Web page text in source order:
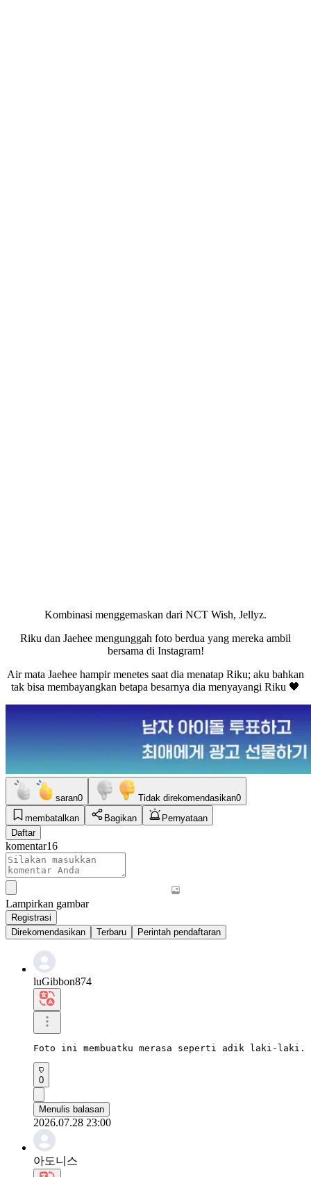
Kombinasi menggemaskan dari NCT Wish, Jellyz.
Riku dan Jaehee mengunggah foto berdua yang mereka ambil
bersama di Instagram!
Air mata Jaehee hampir menetes saat dia menatap Riku; aku bahkan
tak bisa membayangkan betapa besarnya dia menyayangi Riku 🖤
saran0 Tidak direkomendasikan0
membatalkan
Bagikan
Pernyataan
Daftar
komentar16
Lampirkan gambar
Registrasi
Direkomendasikan
Terbaru Perintah pendaftaran
luGibbon874
Foto ini membuatku merasa seperti adik laki-laki.
0
Menulis balasan
2026.07.28 23:00
아도니스